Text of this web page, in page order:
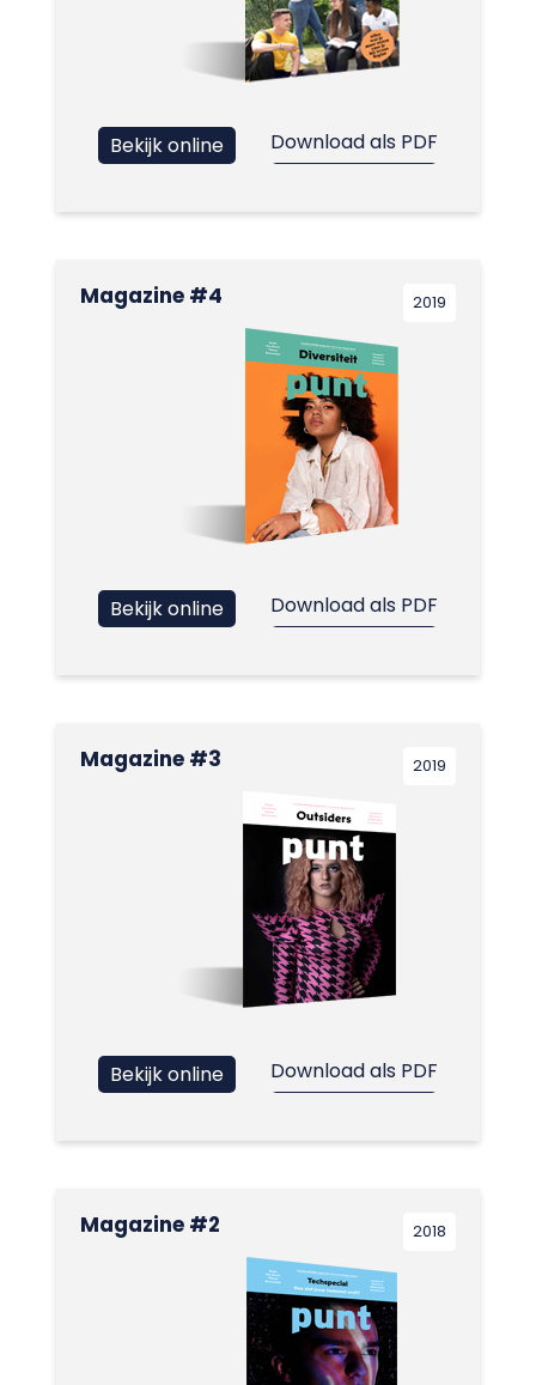
Bekijk online Download als PDF
Magazine #4 2019
Bekijk online Download als PDF
Magazine #3 2019
Bekijk online Download als PDF
Magazine #2 2018